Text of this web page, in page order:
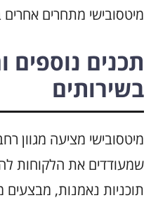
מיטסובישי מתחרים
תכנים נוספים
בשירותים
מיטסובישי מציעה מגוון
שמעודדים את הלקוחות
תוכניות נאמנות, מבצעים